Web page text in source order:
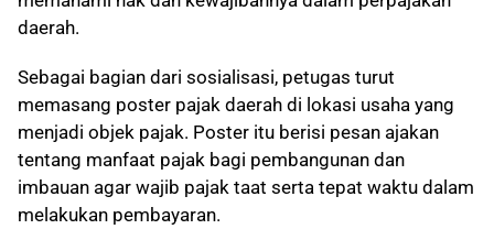
daerah.
Sebagai bagian dari sosialisasi, petugas turut
memasang poster pajak daerah di lokasi usaha yang
menjadi objek pajak. Poster itu berisi pesan ajakan
tentang manfaat pajak bagi pembangunan dan
imbauan agar wajib pajak taat serta tepat waktu dalam
melakukan pembayaran.